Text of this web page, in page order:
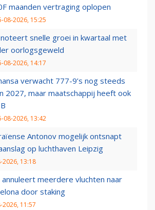
maanden vertraging oplopen
08-2026, 15:25
noteert snelle groei in kwartaal met
oorlogsgeweld
08-2026, 14:17
verwacht 777-9’s nog steeds
2027, maar maatschappij heeft ook
08-2026, 13:42
Antonov mogelijk ontsnapt
op luchthaven Leipzig
2026, 13:18
annuleert meerdere vluchten naar
door staking
2026, 11:57